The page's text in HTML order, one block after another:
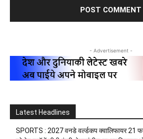
- Advertisement -
Latest Headlines
SPORTS : 2027 वनडे वर्ल्डकप क्वालिफायर 21